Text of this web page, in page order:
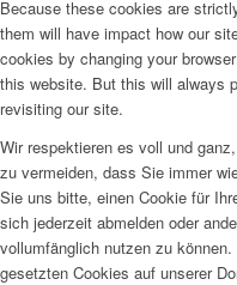
Because these cookies are
them will have impact how our
cookies by changing your
this website. But this will always
revisiting our site.
Wir respektieren es voll und
zu vermeiden, dass Sie immer
Sie uns bitte, einen Cookie für
sich jederzeit abmelden oder
vollumfänglich nutzen zu
gesetzten Cookies auf unserer